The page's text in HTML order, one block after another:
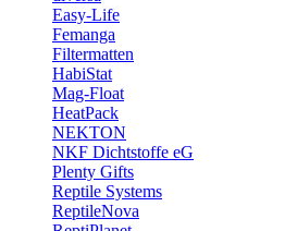
Easy-Life
Femanga
Filtermatten
HabiStat
Mag-Float
HeatPack
NEKTON
NKF Dichtstoffe eG
Plenty Gifts
Reptile Systems
ReptileNova